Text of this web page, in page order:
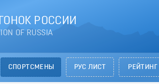
РОССИИ
OF RUSSIA
СПОРТСМЕНЫ РУС ЛИСТ РЕЙТИНГ